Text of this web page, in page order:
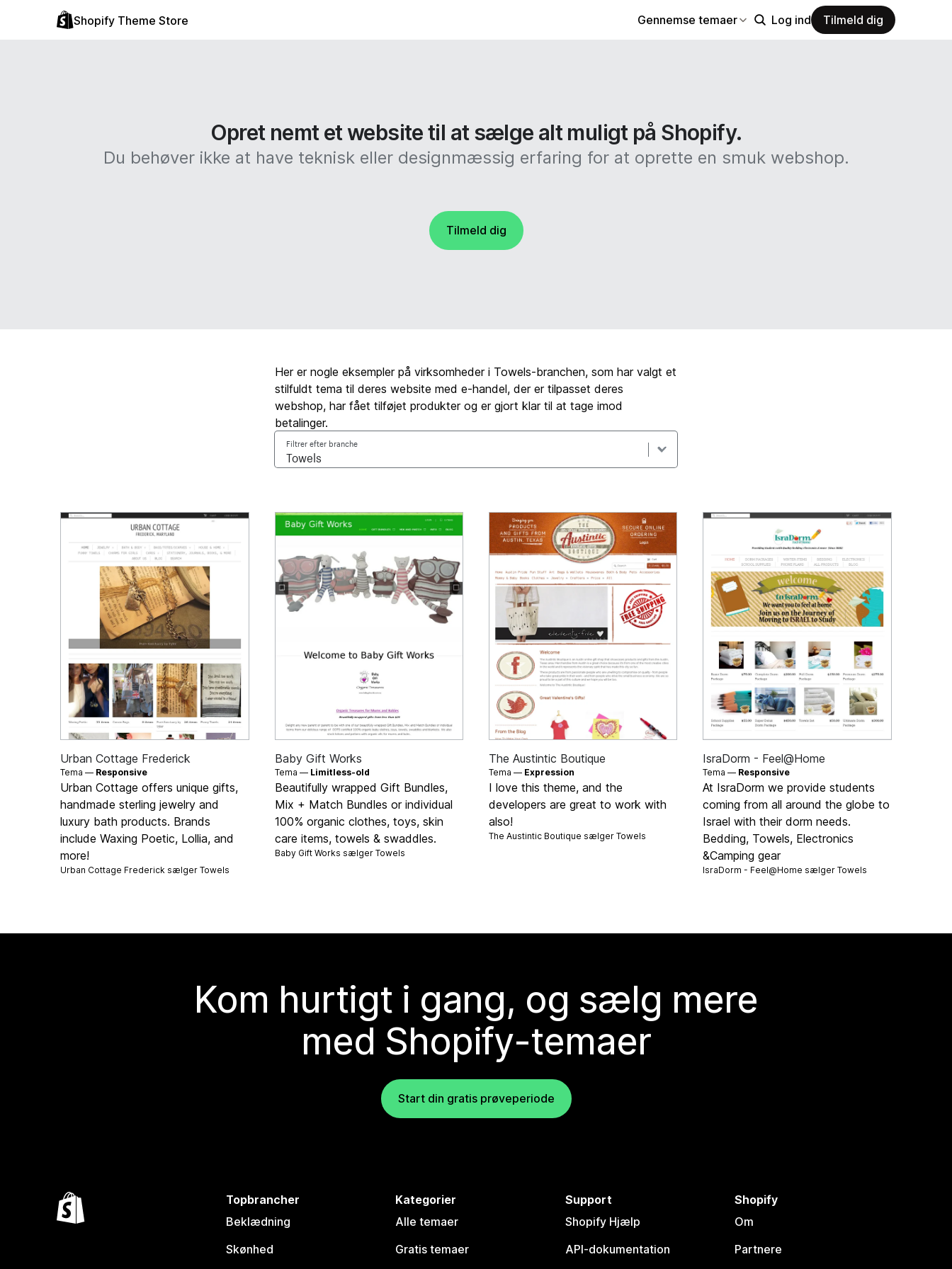
Shopify Theme Store Gennemse temaer Log ind Tilmeld dig
Opret nemt et website til at sælge alt muligt på Shopify.
Du behøver ikke at have teknisk eller designmæssig erfaring for at oprette en smuk webshop.
Tilmeld dig
Her er nogle eksempler på virksomheder i Towels-branchen, som har valgt et
stilfuldt tema til deres website med e-handel, der er tilpasset deres
webshop, har fået tilføjet produkter og er gjort klar til at tage imod
betalinger.
Filtrer efter branche
Urban Cottage Frederick
Tema — Responsive
Urban Cottage offers unique gifts,
handmade sterling jewelry and
luxury bath products. Brands
include Waxing Poetic, Lollia, and
more!
Urban Cottage Frederick sælgerTowels
Baby Gift Works
Tema — Limitless-old
Beautifully wrapped Gift Bundles,
Mix + Match Bundles or individual
100% organic clothes, toys, skin
care items, towels & swaddles.
Baby Gift Works sælger Towels
The Austintic Boutique
Tema — Expression
I love this theme, and the
developers are great to work with
also!
The Austintic Boutique sælger Towels
IsraDorm - Feel@Home
Tema — Responsive
At IsraDorm we provide students
coming from all around the globe to
Israel with their dorm needs.
Bedding, Towels, Electronics
&Camping gear
IsraDorm - Feel@Home sælgerTowels
Kom hurtigt i gang, og sælg mere
med Shopify-temaer
Start din gratis prøveperiode
Topbrancher
Beklædning
Skønhed
Kategorier
Alle temaer
Gratis temaer
Support
Shopify Hjælp
API-dokumentation
Shopify
Om
Partnere